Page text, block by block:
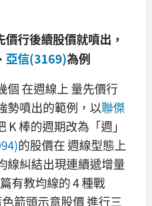
行後續股價就噴出，
亞信(3169)為例
個 在週線上 量先價行
勢噴出的範例，以聯傑
K 棒的週期改為「週」
的股價在 週線型態上
線糾結出現連續遞增量
有教均線的 4 種戰
箭頭示意股價 進行三